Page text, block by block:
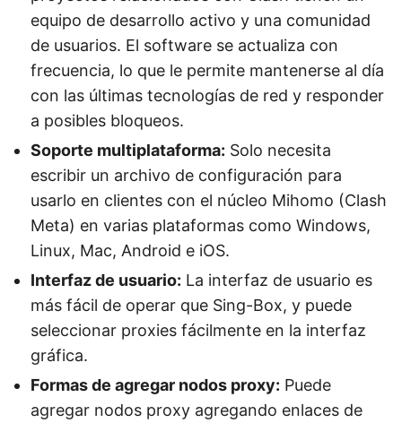
equipo de desarrollo activo y una comunidad
de usuarios. El software se actualiza con
frecuencia, lo que le permite mantenerse al día
con las últimas tecnologías de red y responder
a posibles bloqueos.
Soporte multiplataforma: Solo necesita
escribir un archivo de configuración para
usarlo en clientes con el núcleo Mihomo (Clash
Meta) en varias plataformas como Windows,
Linux, Mac, Android e iOS.
Interfaz de usuario: La interfaz de usuario es
más fácil de operar que Sing-Box, y puede
seleccionar proxies fácilmente en la interfaz
gráfica.
Formas de agregar nodos proxy: Puede
agregar nodos proxy agregando enlaces de